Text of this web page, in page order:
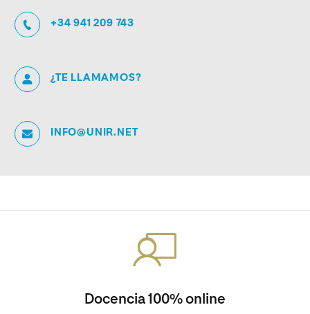
+34 941 209 743
¿TE LLAMAMOS?
INFO@UNIR.NET
Docencia 100% online